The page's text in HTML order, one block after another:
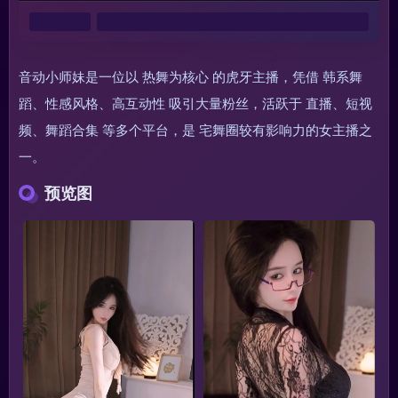
音动小师妹是一位以 热舞为核心​ 的虎牙主播，凭借 韩系舞
蹈、性感风格、高互动性​ 吸引大量粉丝，活跃于 直播、短视
频、舞蹈合集​ 等多个平台，是 宅舞圈较有影响力的女主播之
一。
预览图